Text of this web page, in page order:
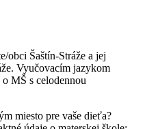
obci Šaštín-Stráže a jej
Vyučovacím jazykom
o MŠ s celodennou
miesto pre vaše dieťa?